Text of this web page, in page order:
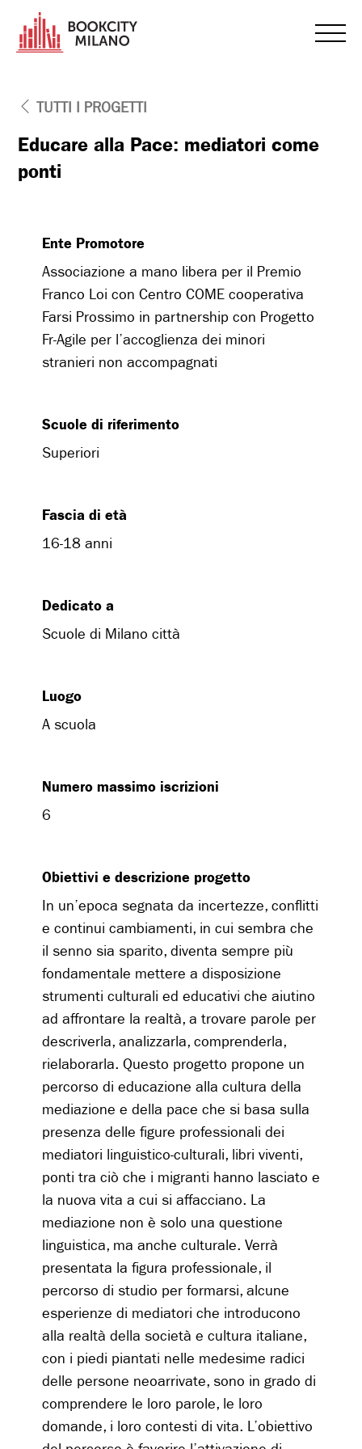
TUTTI I PROGETTI
Educare alla Pace: mediatori come
ponti
Ente Promotore
Associazione a mano libera per il Premio
Franco Loi con Centro COME cooperativa
Farsi Prossimo in partnership con Progetto
Fr-Agile per l’accoglienza dei minori
stranieri non accompagnati
Scuole di riferimento
Superiori
Fascia di età
16-18 anni
Dedicato a
Scuole di Milano città
Luogo
A scuola
Numero massimo iscrizioni
6
Obiettivi e descrizione progetto
In un’epoca segnata da incertezze, conflitti
e continui cambiamenti, in cui sembra che
il senno sia sparito, diventa sempre più
fondamentale mettere a disposizione
strumenti culturali ed educativi che aiutino
ad affrontare la realtà, a trovare parole per
descriverla, analizzarla, comprenderla,
rielaborarla. Questo progetto propone un
percorso di educazione alla cultura della
mediazione e della pace che si basa sulla
presenza delle figure professionali dei
mediatori linguistico-culturali, libri viventi,
ponti tra ciò che i migranti hanno lasciato e
la nuova vita a cui si affacciano. La
mediazione non è solo una questione
linguistica, ma anche culturale. Verrà
presentata la figura professionale, il
percorso di studio per formarsi, alcune
esperienze di mediatori che introducono
alla realtà della società e cultura italiane,
con i piedi piantati nelle medesime radici
delle persone neoarrivate, sono in grado di
comprendere le loro parole, le loro
domande, i loro contesti di vita. L’obiettivo